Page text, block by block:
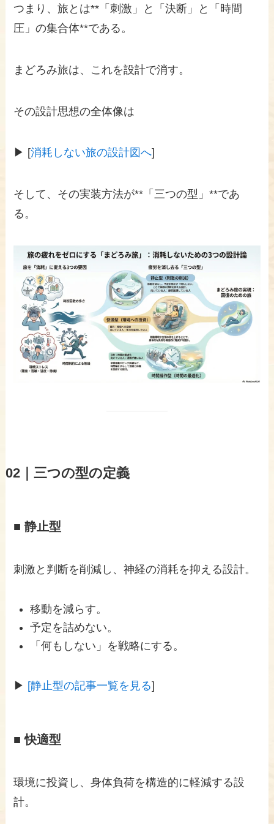
つまり、旅とは**「刺激」と「決断」と「時間
圧」の集合体**である。
まどろみ旅は、これを設計で消す。
その設計思想の全体像は
▶ [消耗しない旅の設計図へ]
そして、その実装方法が**「三つの型」**であ
る。
02｜三つの型の定義
■ 静止型
刺激と判断を削減し、神経の消耗を抑える設計。
移動を減らす。
予定を詰めない。
「何もしない」を戦略にする。
▶ [静止型の記事一覧を見る]
■ 快適型
環境に投資し、身体負荷を構造的に軽減する設
計。